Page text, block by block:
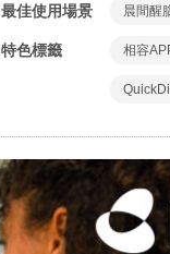
最佳使用場景 晨間醒
特色標籤 相容